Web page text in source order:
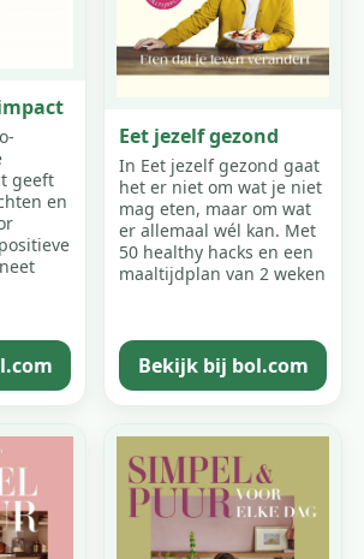
geeft
en
Eet jezelf gezond
In Eet jezelf gezond gaat
het er niet om wat je niet
mag eten, maar om wat
er allemaal wél kan. Met
50 healthy hacks en een
maaltijdplan van 2 weken
Bekijk bij bol.com